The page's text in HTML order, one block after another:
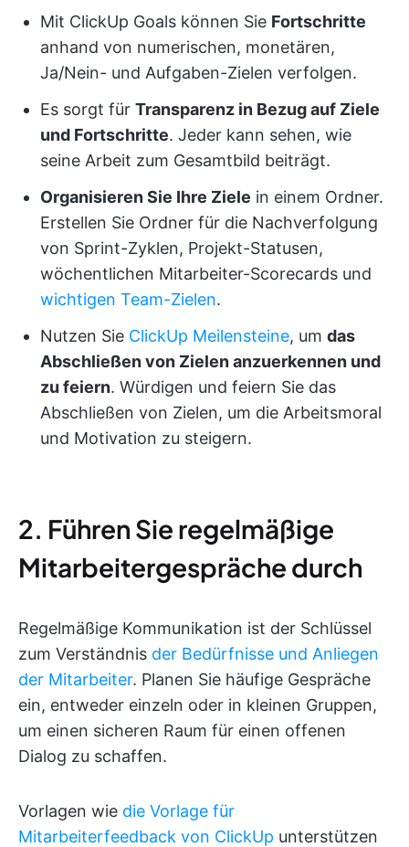
Mit ClickUp Goals können Sie Fortschritte
anhand von numerischen, monetären,
Ja/Nein- und Aufgaben-Zielen verfolgen.
Es sorgt für Transparenz in Bezug auf Ziele
und Fortschritte. Jeder kann sehen, wie
seine Arbeit zum Gesamtbild beiträgt.
Organisieren Sie Ihre Ziele in einem Ordner.
Erstellen Sie Ordner für die Nachverfolgung
von Sprint-Zyklen, Projekt-Statusen,
wöchentlichen Mitarbeiter-Scorecards und
wichtigen Team-Zielen.
Nutzen Sie ClickUp Meilensteine, um das
Abschließen von Zielen anzuerkennen und
zu feiern. Würdigen und feiern Sie das
Abschließen von Zielen, um die Arbeitsmoral
und Motivation zu steigern.
2. Führen Sie regelmäßige
Mitarbeitergespräche durch
Regelmäßige Kommunikation ist der Schlüssel
zum Verständnis der Bedürfnisse und Anliegen
der Mitarbeiter. Planen Sie häufige Gespräche
ein, entweder einzeln oder in kleinen Gruppen,
um einen sicheren Raum für einen offenen
Dialog zu schaffen.
Vorlagen wie die Vorlage für
Mitarbeiterfeedback von ClickUp unterstützen